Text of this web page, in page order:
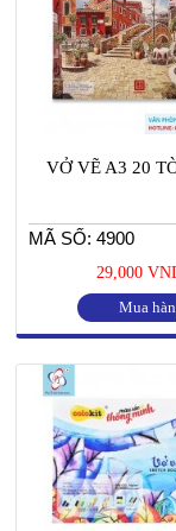
VỞ VẼ A3 20
MÃ SỐ: 4900
29,000
Mua